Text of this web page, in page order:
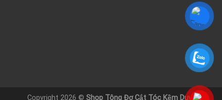
Copyright 2026 © Shop Tông Đơ Cắt Tóc Kềm Duy |